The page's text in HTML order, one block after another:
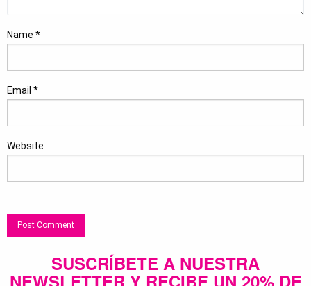
Name *
Email *
Website
SUSCRÍBETE A NUESTRA
NEWSLETTER Y RECIBE UN 20% DE